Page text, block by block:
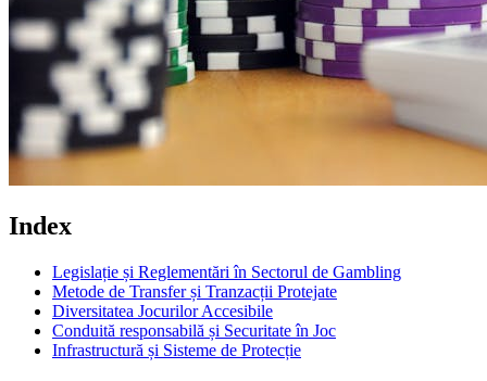
Index
Legislație și Reglementări în Sectorul de Gambling
Metode de Transfer și Tranzacții Protejate
Diversitatea Jocurilor Accesibile
Conduită responsabilă și Securitate în Joc
Infrastructură și Sisteme de Protecție